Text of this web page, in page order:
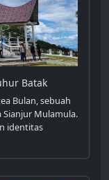
Batak
Bulan, sebuah
Sianjur Mulamula.
identitas